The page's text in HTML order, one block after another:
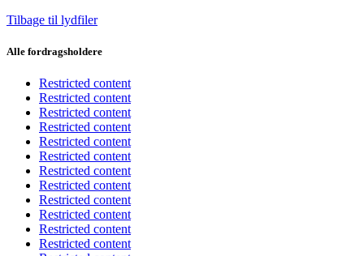
Tilbage til lydfiler
Alle fordragsholdere
Restricted content
Restricted content
Restricted content
Restricted content
Restricted content
Restricted content
Restricted content
Restricted content
Restricted content
Restricted content
Restricted content
Restricted content